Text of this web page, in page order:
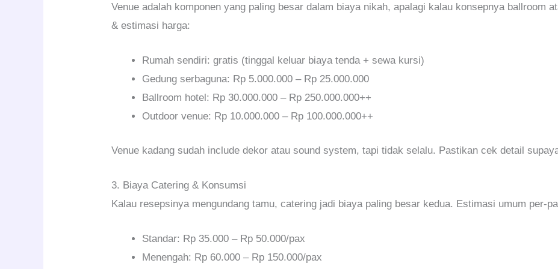
Venue adalah komponen yang paling besar dalam biaya nikah, apalagi kalau konsepnya ballroom
& estimasi harga:
Rumah sendiri: gratis (tinggal keluar biaya tenda + sewa kursi)
Gedung serbaguna: Rp 5.000.000 – Rp 25.000.000
Ballroom hotel: Rp 30.000.000 – Rp 250.000.000++
Outdoor venue: Rp 10.000.000 – Rp 100.000.000++
Venue kadang sudah include dekor atau sound system, tapi tidak selalu. Pastikan cek detail
3. Biaya Catering & Konsumsi
Kalau resepsinya mengundang tamu, catering jadi biaya paling besar kedua. Estimasi umum per-
Standar: Rp 35.000 – Rp 50.000/pax
Menengah: Rp 60.000 – Rp 150.000/pax